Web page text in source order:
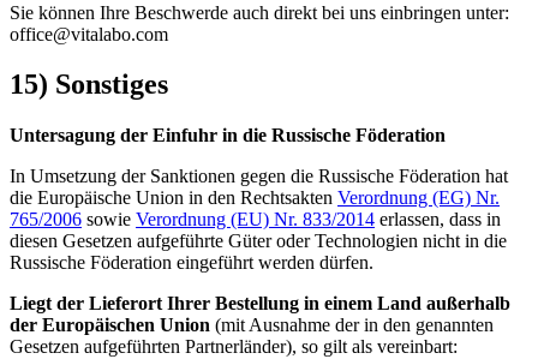
Sie können Ihre Beschwerde auch direkt bei uns einbringen unter:
office@vitalabo.com
15) Sonstiges
Untersagung der Einfuhr in die Russische Föderation
In Umsetzung der Sanktionen gegen die Russische Föderation hat
die Europäische Union in den Rechtsakten Verordnung (EG) Nr.
765/2006 sowie Verordnung (EU) Nr. 833/2014 erlassen, dass in
diesen Gesetzen aufgeführte Güter oder Technologien nicht in die
Russische Föderation eingeführt werden dürfen.
Liegt der Lieferort Ihrer Bestellung in einem Land außerhalb
der Europäischen Union (mit Ausnahme der in den genannten
Gesetzen aufgeführten Partnerländer), so gilt als vereinbart: